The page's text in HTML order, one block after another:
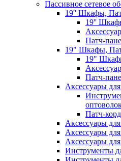
Пассивное сетевое
19'' Шкафы,
19''
Патч-
19" Шкафы,
19"
Патч-
Аксессуары
Патч-
Аксессуары
Аксессуары
Аксессуары
Инструменты